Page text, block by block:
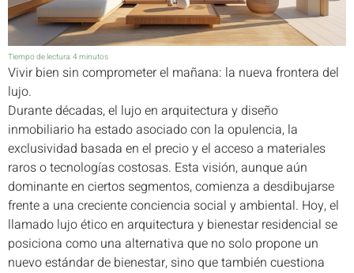
Tiempo de lectura:4 minutos
Vivir bien sin comprometer el mañana: la nueva frontera del
lujo.
Durante décadas, el lujo en arquitectura y diseño
inmobiliario ha estado asociado con la opulencia, la
exclusividad basada en el precio y el acceso a materiales
raros o tecnologías costosas. Esta visión, aunque aún
dominante en ciertos segmentos, comienza a desdibujarse
frente a una creciente conciencia social y ambiental. Hoy, el
llamado lujo ético en arquitectura y bienestar residencial se
posiciona como una alternativa que no solo propone un
nuevo estándar de bienestar, sino que también cuestiona